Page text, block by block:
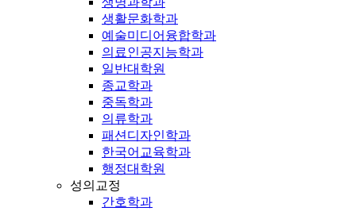
생활문화학과
예술미디어융합학과
의료인공지능학과
일반대학원
종교학과
중독학과
의류학과
패션디자인학과
한국어교육학과
행정대학원
성의교정
간호학과